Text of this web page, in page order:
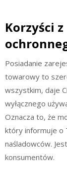
Korzyści
Posiadanie
towarowy to
wszystkim, daje
wyłącznego
Oznacza to, że
który informuje o
naśladowców.
konsumentów.